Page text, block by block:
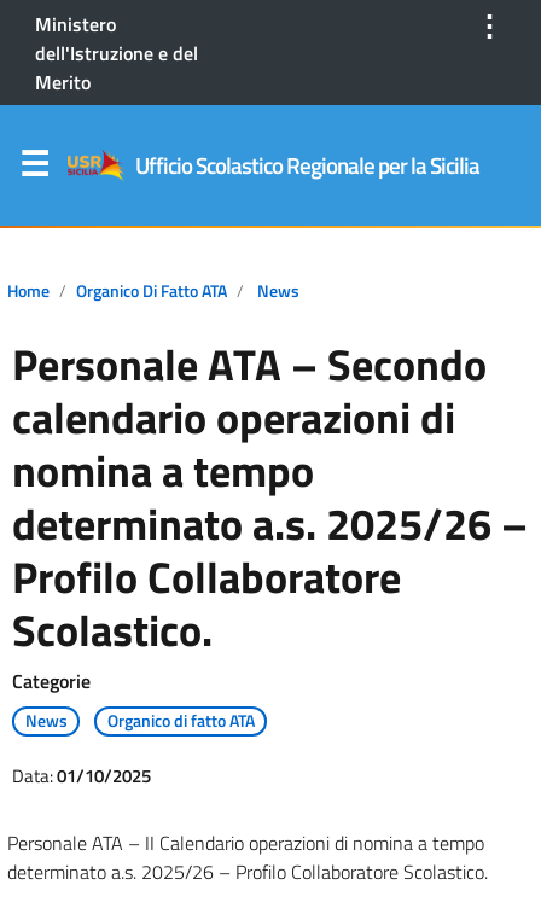
Ministero
dell'Istruzione e del
Merito
⋮
Ufficio Scolastico Regionale per la Sicilia
Home Organico Di Fatto ATA News
Personale ATA – Secondo
calendario operazioni di
nomina a tempo
determinato a.s. 2025/26 –
Profilo Collaboratore
Scolastico.
Categorie
News Organico di fatto ATA
Data:01/10/2025
Personale ATA – II Calendario operazioni di nomina a tempo
determinato a.s. 2025/26 – Profilo Collaboratore Scolastico.